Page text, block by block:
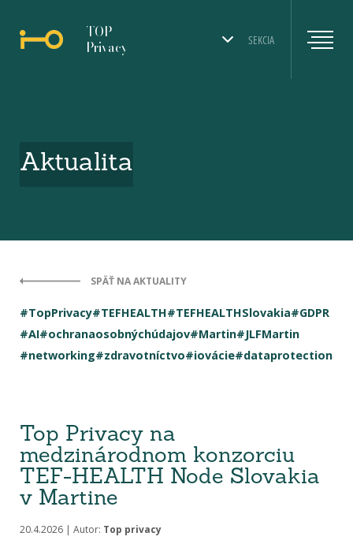
SEKCIA
TOP
Privacy
Aktualita
SPÄŤ NA AKTUALITY
#TopPrivacy#TEFHEALTH#TEFHEALTHSlovakia#GDPR
#AI#ochranaosobnýchúdajov#Martin#JLFMartin
#networking#zdravotníctvo#iovácie#dataprotection
Top Privacy na
medzinárodnom konzorciu
TEF-HEALTH Node Slovakia
v Martine
20.4.2026 | Autor: Top privacy